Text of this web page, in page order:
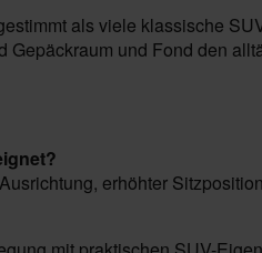
als viele klassische
Gepäckraum und Fond den
erhöhter